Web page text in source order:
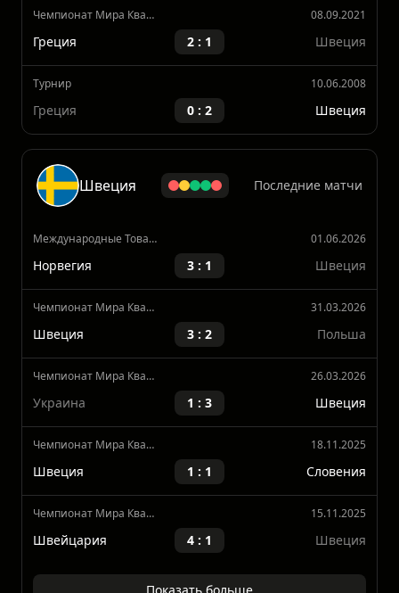
12.10.2021
Швеция 2 : 0 Греция
08.09.2021
Греция 2 : 1 Швеция
Турнир 10.06.2008
Греция 0 : 2
Швеция
01.06.2026
Норвегия 3 : 1 Швеция
31.03.2026
Швеция 3 : 2 Польша
26.03.2026
Украина 1 : 3 Швеция
18.11.2025
Швеция 1 : 1 Словения
Чемпионат Мира Квалификация, Европа 15.11.2025